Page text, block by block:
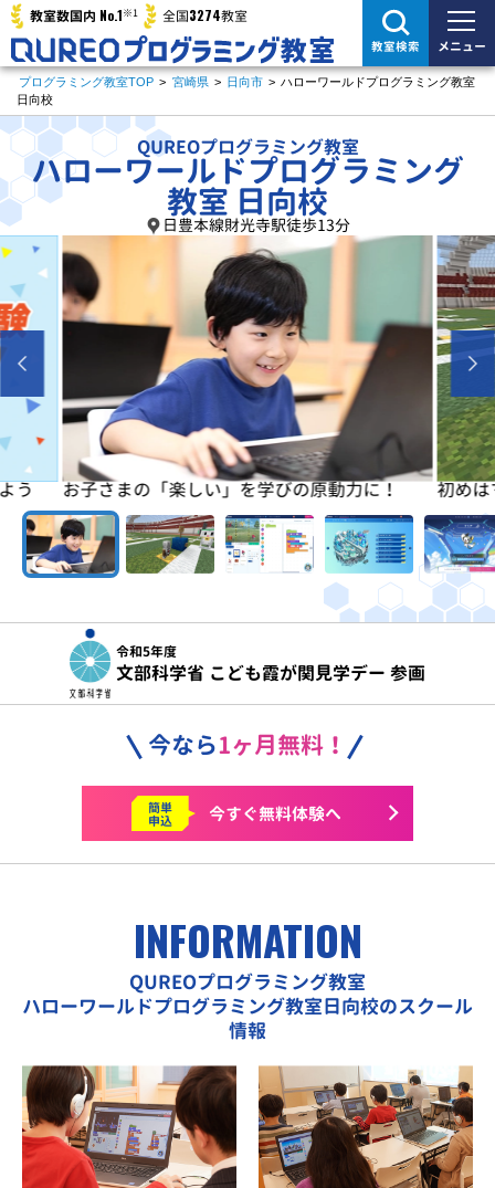
教室数国内 No.1※1 全国3274教室
教室検索 メニュー
プログラミング教室TOP > 宮崎県 > 日向市 > ハローワールドプログラミング教室
日向校
QUREOプログラミング教室
ハローワールドプログラミング
教室 日向校
日豊本線財光寺駅徒歩13分
う お子さまの「楽しい」を学びの原動力に！ 初め
令和5年度
文部科学省 こども霞が関見学デー 参画
今なら1ヶ月無料！
簡単
申込 今すぐ無料体験へ
INFORMATION
QUREOプログラミング教室
ハローワールドプログラミング教室日向校のスクール
情報